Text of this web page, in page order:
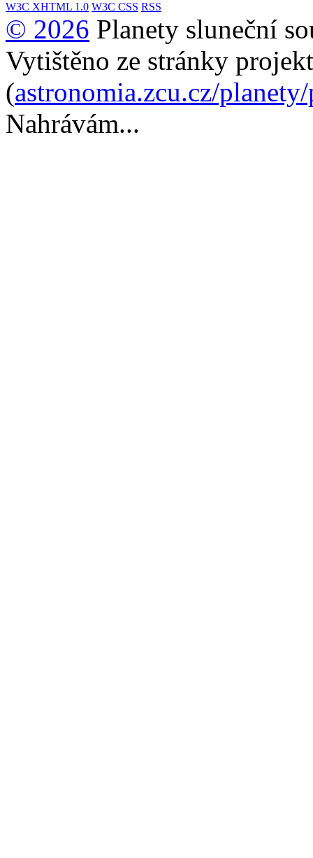
W3C XHTML 1.0 W3C CSS RSS
© 2026 Planety sluneční
Vytištěno ze stránky
(astronomia.zcu.cz/
Nahrávám...